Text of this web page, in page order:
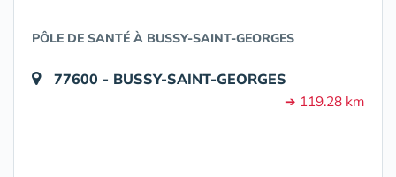
PÔLE DE SANTÉ À BUSSY-SAINT-GEORGES
77600 - BUSSY-SAINT-GEORGES
➔ 119.28 km